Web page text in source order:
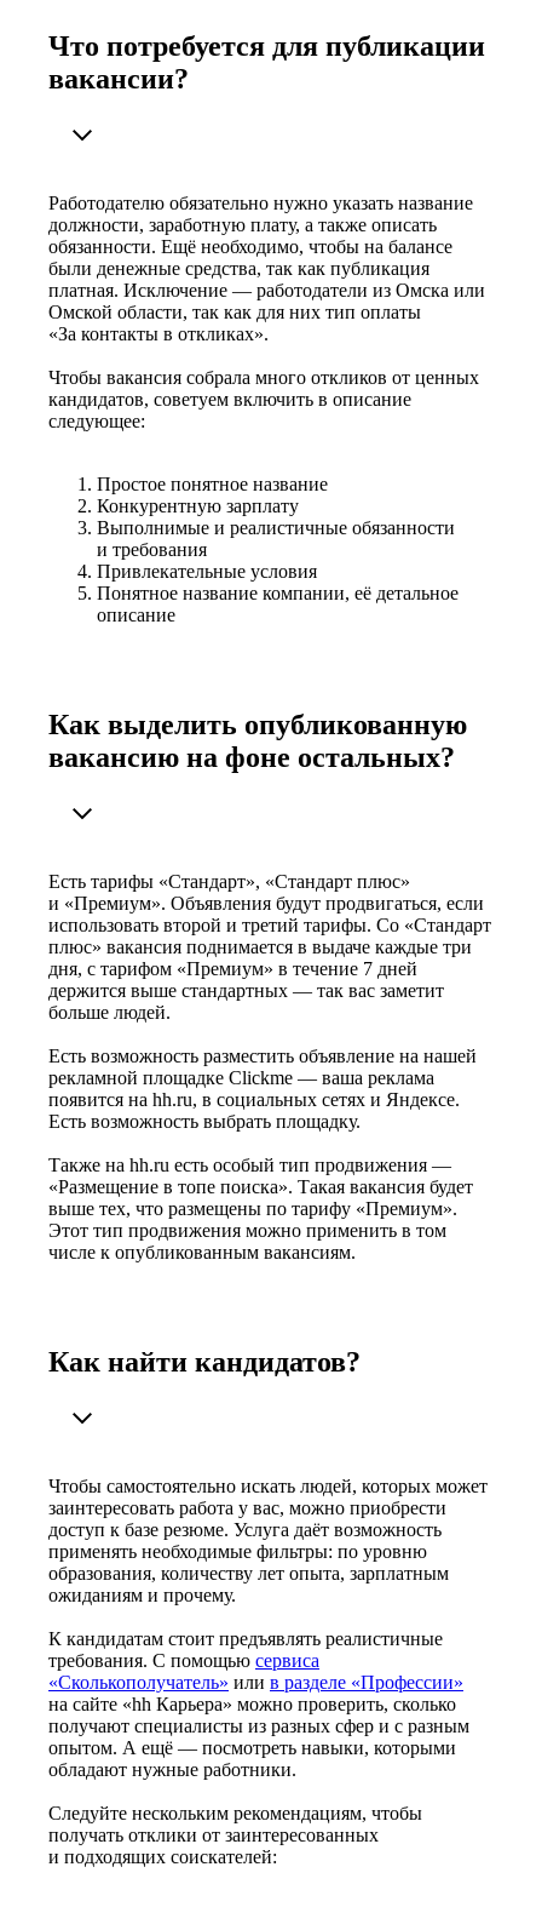
Что потребуется для публикации
вакансии?
Работодателю обязательно нужно указать название
должности, заработную плату, а также описать
обязанности. Ещё необходимо, чтобы на балансе
были денежные средства, так как публикация
платная. Исключение — работодатели из Омска или
Омской области, так как для них тип оплаты
«За контакты в откликах».
Чтобы вакансия собрала много откликов от ценных
кандидатов, советуем включить в описание
следующее:
Простое понятное название
Конкурентную зарплату
Выполнимые и реалистичные обязанности
и требования
Привлекательные условия
Понятное название компании, её детальное
описание
Как выделить опубликованную
вакансию на фоне остальных?
Есть тарифы «Стандарт», «Стандарт плюс»
и «Премиум». Объявления будут продвигаться, если
использовать второй и третий тарифы. Со «Стандарт
плюс» вакансия поднимается в выдаче каждые три
дня, с тарифом «Премиум» в течение 7 дней
держится выше стандартных — так вас заметит
больше людей.
Есть возможность разместить объявление на нашей
рекламной площадке Clickme — ваша реклама
появится на hh.ru, в социальных сетях и Яндексе.
Есть возможность выбрать площадку.
Также на hh.ru есть особый тип продвижения —
«Размещение в топе поиска». Такая вакансия будет
выше тех, что размещены по тарифу «Премиум».
Этот тип продвижения можно применить в том
числе к опубликованным вакансиям.
Как найти кандидатов?
Чтобы самостоятельно искать людей, которых может
заинтересовать работа у вас, можно приобрести
доступ к базе резюме. Услуга даёт возможность
применять необходимые фильтры: по уровню
образования, количеству лет опыта, зарплатным
ожиданиям и прочему.
К кандидатам стоит предъявлять реалистичные
требования. С помощью сервиса
«Сколькополучатель» или в разделе «Профессии»
на сайте «hh Карьера» можно проверить, сколько
получают специалисты из разных сфер и с разным
опытом. А ещё — посмотреть навыки, которыми
обладают нужные работники.
Следуйте нескольким рекомендациям, чтобы
получать отклики от заинтересованных
и подходящих соискателей: